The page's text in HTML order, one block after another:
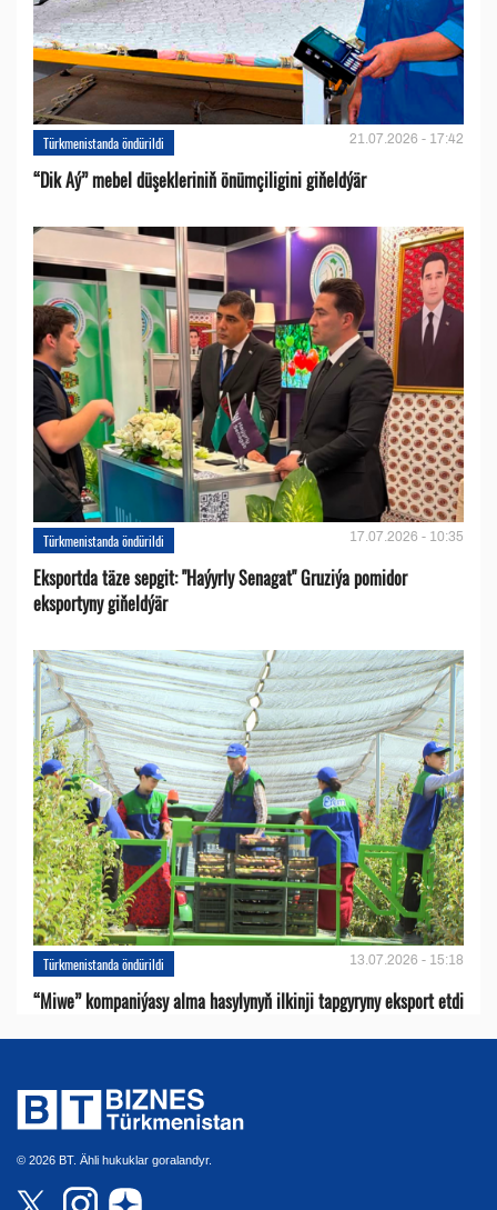
Türkmenistanda öndürildi 21.07.2026 - 17:42
“Dik Aý” mebel düşekleriniň önümçiligini giňeldýär
Türkmenistanda öndürildi 17.07.2026 - 10:35
Eksportda täze sepgit: "Haýyrly Senagat" Gruziýa pomidor
eksportyny giňeldýär
Türkmenistanda öndürildi 13.07.2026 - 15:18
“Miwe” kompaniýasy alma hasylynyň ilkinji tapgyryny eksport etdi
© 2026 BT. Ähli hukuklar goralandyr.